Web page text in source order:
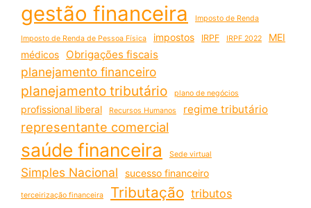
gestão financeira Imposto de Renda
Imposto de Renda de Pessoa Física impostos IRPF IRPF 2022
MEI
médicos
Obrigações fiscais
planejamento financeiro
planejamento tributário plano de negócios
profissional liberal Recursos Humanos regime tributário
representante comercial
saúde financeira Sede virtual
Simples Nacional sucesso financeiro
terceirização financeira Tributação tributos